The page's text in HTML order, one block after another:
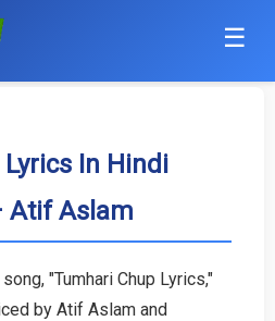
☰
In Hindi
Atif Aslam
"Tumhari Chup Lyrics,"
by Atif Aslam and